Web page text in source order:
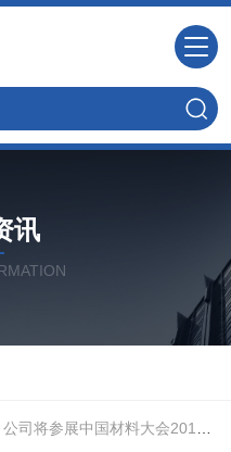
讯
公司将参展中国材料大会2017年暨银川材料周